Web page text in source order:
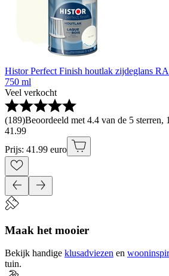
Histor Perfect Finish houtlak zijdeglans
750 ml
Veel verkocht
(189)Beoordeeld met 4.4 van de 5 sterren,
41 .99
Prijs: 41.99 euro
Maak het mooier
Bekijk handige klusadviezen en
tuin.